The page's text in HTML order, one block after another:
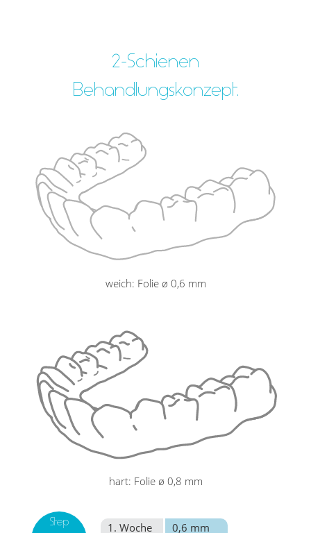
2-Schienen
Behandlungskonzept.
weich: Folie ø 0,6 mm
hart: Folie ø 0,8 mm
Step 1. Woche
0,6 mm